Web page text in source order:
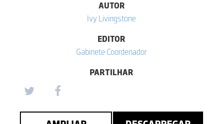
AUTOR
Ivy Livingstone
EDITOR
Gabinete Coordenador
PARTILHAR